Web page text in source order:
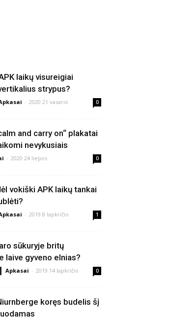
laikų visureigiai
strypus?
- 2020 21 vasario 0
and carry on“ plakatai
nevykusiais
- 2020 24 liepos 0
vokiški APK laikų tankai
- 2019 8 lapkričio 1
sūkuryje britų
laive gyveno elnias?
Apkasai - 2019 14 lapkričio 0
koręs budelis šį